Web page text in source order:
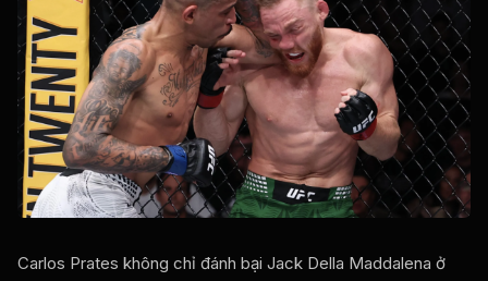
Carlos Prates không chỉ đánh bại Jack Della Maddalena ở